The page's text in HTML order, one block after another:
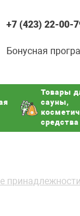
+7 (423) 22-00-
Бонусная
Товары
сауны,
средства
принадлежности